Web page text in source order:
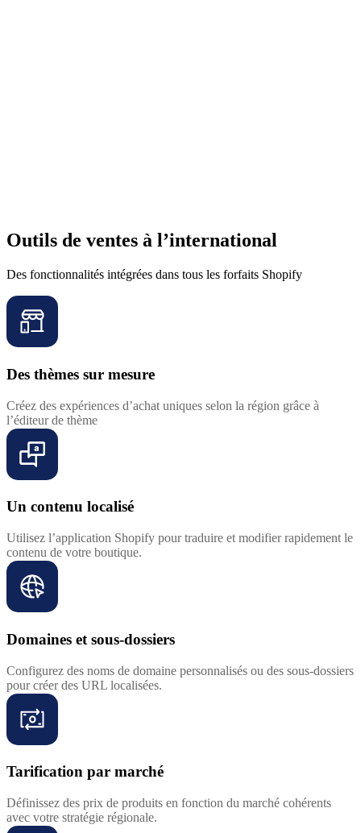
Outils de ventes à l’international
Des fonctionnalités intégrées dans tous les forfaits Shopify
Des thèmes sur mesure
Créez des expériences d’achat uniques selon la région grâce à
l’éditeur de thème
Un contenu localisé
Utilisez l’application Shopify pour traduire et modifier rapidement le
contenu de votre boutique.
Domaines et sous-dossiers
Configurez des noms de domaine personnalisés ou des sous-dossiers
pour créer des URL localisées.
Tarification par marché
Définissez des prix de produits en fonction du marché cohérents
avec votre stratégie régionale.